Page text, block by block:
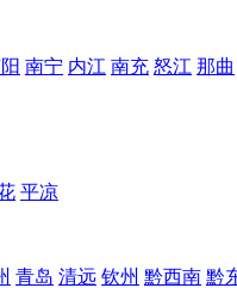
南宁 内江 南充 怒江 那曲
平凉
青岛 清远 钦州 黔西南 黔